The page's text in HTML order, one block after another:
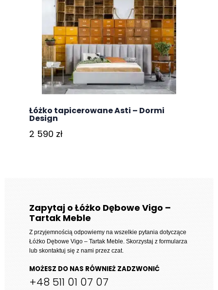
Łóżko tapicerowane Asti – Dormi
Design
2 590 zł
Zapytaj o Łóżko Dębowe Vigo –
Tartak Meble
Z przyjemnością odpowiemy na wszelkie pytania dotyczące
Łóżko Dębowe Vigo – Tartak Meble . Skorzystaj z formularza
lub skontaktuj się z nami przez czat.
MOŻESZ DO NAS RÓWNIEŻ ZADZWONIĆ
+48 511 01 07 07